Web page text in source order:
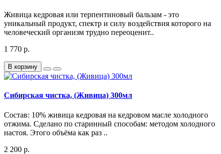
Живица кедровая или терпентиновый бальзам - это
уникальный продукт, спектр и силу воздействия которого на
человеческий организм трудно переоценит..
1 770 р.
В корзину
Сибирская чистка, (Живица) 300мл
Состав: 10% живица кедровая на кедровом масле холодного
отжима. Сделано по старинный способам: методом холодного
настоя. Этого объёма как раз ..
2 200 р.